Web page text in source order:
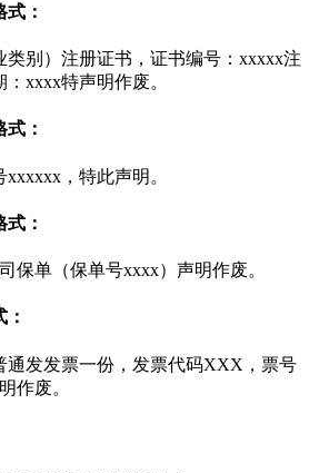
：
类别）注册证书，证书编号：xxxxx注
xxxx特声明作废。
：
，特此声明。
：
保单（保单号xxxx）声明作废。
通发发票一份，发票代码XXX，票号
作废。